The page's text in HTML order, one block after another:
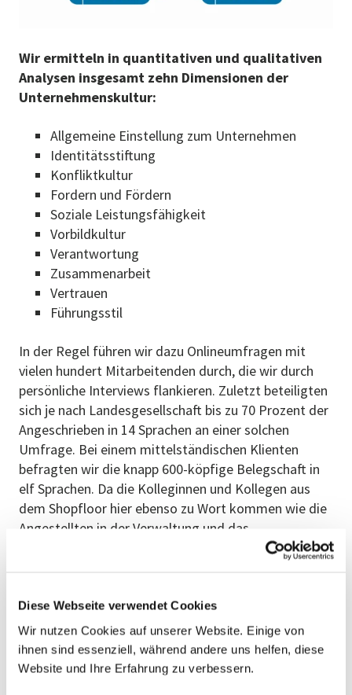
Diese Webseite verwendet Cookies
Wir nutzen Cookies auf unserer Website. Einige von
ihnen sind essenziell, während andere uns helfen, diese
Website und Ihre Erfahrung zu verbessern.
Wir ermitteln in quantitativen und qualitativen
Analysen insgesamt zehn Dimensionen der
Unternehmenskultur:
Allgemeine Einstellung zum Unternehmen
Identitätsstiftung
Konfliktkultur
Fordern und Fördern
Soziale Leistungsfähigkeit
Vorbildkultur
Verantwortung
Zusammenarbeit
Vertrauen
Führungsstil
In der Regel führen wir dazu Onlineumfragen mit
vielen hundert Mitarbeitenden durch, die wir durch
persönliche Interviews flankieren. Zuletzt beteiligten
sich je nach Landesgesellschaft bis zu 70 Prozent der
Angeschrieben in 14 Sprachen an einer solchen
Umfrage. Bei einem mittelständischen Klienten
befragten wir die knapp 600-köpfige Belegschaft in
elf Sprachen. Da die Kolleginnen und Kollegen aus
dem Shopfloor hier ebenso zu Wort kommen wie die
Angestellten in der Verwaltung und das
persönlichen Kontakt zu unseren Klienten. So
erkennen wir anhand des umfangreichen
Umfragematerials meist schnell, wo wir mit
qualitativen Befragungen nachhaken müssen und